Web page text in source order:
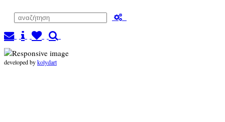
developed bykolydart